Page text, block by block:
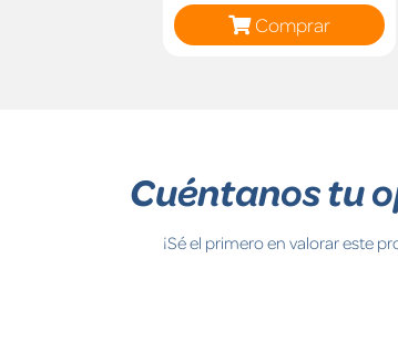
Comprar
Cuéntanos tu
¡Sé el primero en valorar este